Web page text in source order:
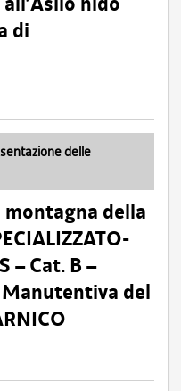
di
delle
della
– Cat. B –
Manutentiva del